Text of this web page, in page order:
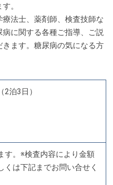
。
法士、薬剤師、検査技師な
に関する各種ご指導、ご説
ます。糖尿病の気になる方
泊3日）
す。※検査内容により金額
くは下記までお問い合せく